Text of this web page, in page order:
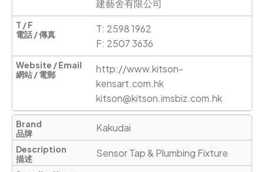
建藝舍有限公司
T: 2598 1962
F: 2507 3636
http://www.kitson-
kensart.com.hk
kitson@kitson.imsbiz.com.hk
Kakudai
Sensor Tap & Plumbing Fixture